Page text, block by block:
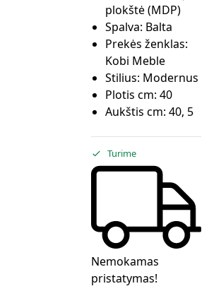
plokštė (MDP)
Spalva: Balta
Prekės ženklas:
Kobi Meble
Stilius: Modernus
Plotis cm: 40
Aukštis cm: 40, 5
Turime
Nemokamas
pristatymas!